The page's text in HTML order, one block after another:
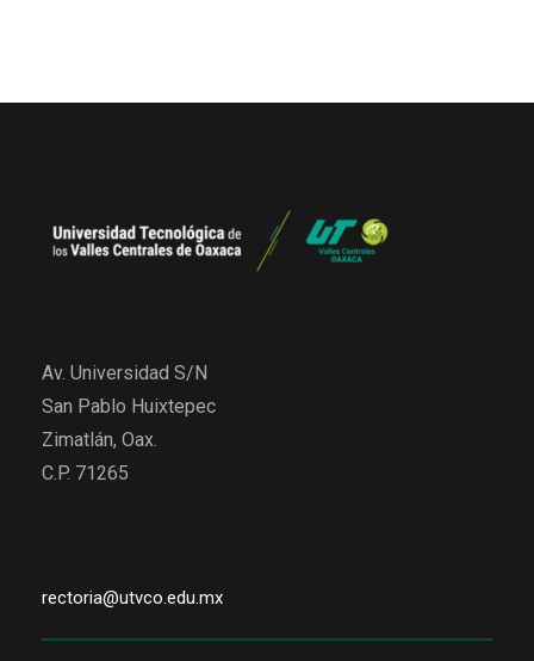
Av. Universidad S/N
San Pablo Huixtepec
Zimatlán, Oax.
C.P. 71265
rectoria@utvco.edu.mx